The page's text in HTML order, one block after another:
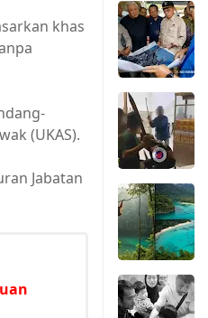
khas
(UKAS).
Jabatan